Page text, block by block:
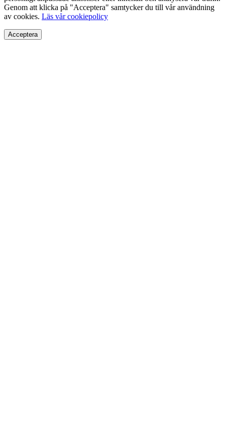
Genom att klicka på "Acceptera" samtycker du till vår användning
av cookies. Läs vår cookiepolicy
Acceptera